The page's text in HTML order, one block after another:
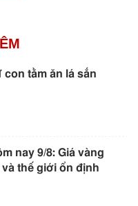
con tằm ăn lá sắn
nay 9/8: Giá vàng
thế giới ổn định